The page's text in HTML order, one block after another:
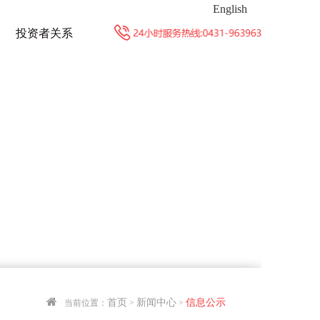
投资者关系
English
当前位置： 首页 > 新闻中心 > 信息公示